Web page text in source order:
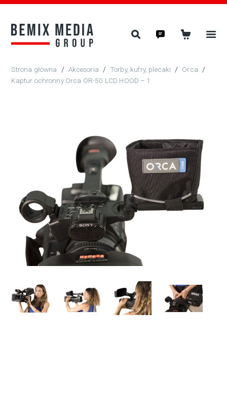
/ Akcesoria / Torby, kufry, plecaki / Orca /
Kaptur ochronny Orca OR-50 LCD HOOD – 1